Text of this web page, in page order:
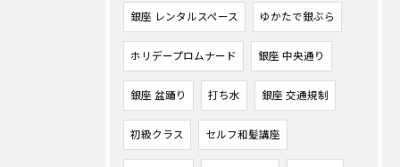
銀座 レンタルスペース ゆかたで銀ぶら
ホリデープロムナード 銀座 中央通り
銀座 盆踊り 打ち水 銀座 交通規制
初級クラス セルフ和髪講座